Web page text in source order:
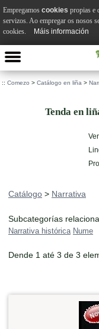
:: Comezo > Catálogo en liña >
Tenda en
Catálogo > Narrativa
Subcategorías
Narrativa histórica Nume
Dende 1 até 3 de 3
Empregamos cookies propias e
servizos. Ao empregar os nosos
cookies.
Máis información